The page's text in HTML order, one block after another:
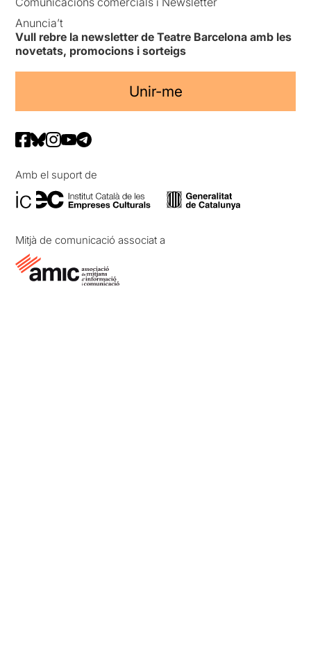
Anuncia’t
Vull rebre la newsletter de Teatre Barcelona amb les
novetats, promocions i sorteigs
Unir-me
Amb el suport de
Mitjà de comunicació associat a